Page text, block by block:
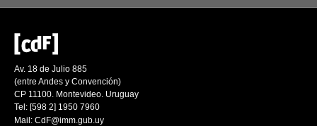
Av. 18 de Julio 885
(entre Andes y Convención)
CP 11100. Montevideo. Uruguay
Tel: [598 2] 1950 7960
Mail: CdF@imm.gub.uy